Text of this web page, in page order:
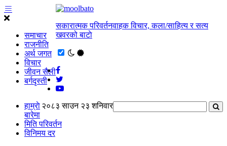
समाचार
राजनीति
अर्थ जगत
विचार
जीवन सैली
बर्गदृस्ती
सकारात्मक परिवर्तनवाहक विचार, कला/साहित्य र सत्य
खवरको बाटाे
२०८३ साउन २३ शनिवार
हाम्राे
बारेमा
मिति परिवर्तन
विनिमय दर